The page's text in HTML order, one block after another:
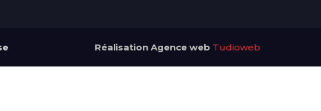
Réalisation Agence web Tudioweb